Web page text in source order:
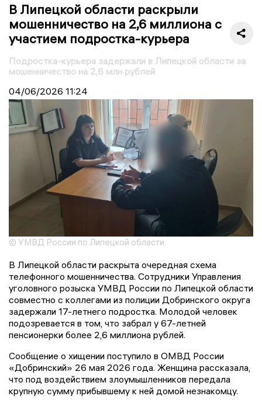
В Липецкой области раскрыли
мошенничество на 2,6 миллиона с
участием подростка-курьера
Подростка-курьера задержали в Липецкой области за
мошенничество на 2,6 млн рублей
04/06/2026 11:24
© УМВД России по Липецкой области
В Липецкой области раскрыта очередная схема
телефонного мошенничества. Сотрудники Управления
уголовного розыска УМВД России по Липецкой области
совместно с коллегами из полиции Добринского округа
задержали 17-летнего подростка. Молодой человек
подозревается в том, что забрал у 67-летней
пенсионерки более 2,6 миллиона рублей.
Сообщение о хищении поступило в ОМВД России
«Добринский» 26 мая 2026 года. Женщина рассказала,
что под воздействием злоумышленников передала
крупную сумму прибывшему к ней домой незнакомцу.